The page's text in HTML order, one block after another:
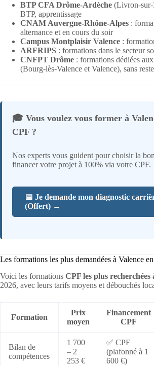
BTP CFA Drôme-Ardèche (Livron-
BTP, apprentissage
CNAM Auvergne-Rhône-Alpes :
alternance et en cours du soir
Campus Montplaisir Valence :
ARFRIPS : formations dans le secteur
CNFPT Drôme : formations dédiées
(Bourg-lès-Valence et Valence), sans
🎓 Vous voulez vous former à
CPF ?
Nos experts vous guident pour choisir la
financer votre projet à 100% via votre CPF.
📅 Je demande mon diagnostic
(Offert) →
Les formations les plus demandées à Valence
Voici les formations CPF les plus recherchées
2026, avec leurs tarifs moyens et débouchés
Formation
Prix
moyen
Financement
CPF
Bilan de
compétences
1 700
– 2
253 €
✅ CPF
(plafonné à 1
600 €)